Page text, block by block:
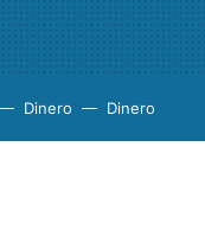
Dinero Dinero